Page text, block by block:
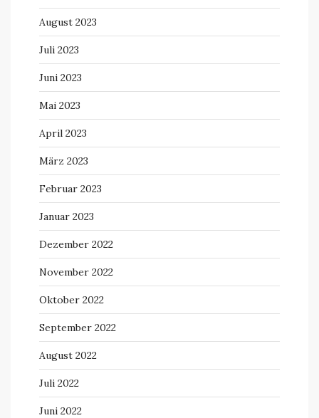
August 2023
Juli 2023
Juni 2023
Mai 2023
April 2023
März 2023
Februar 2023
Januar 2023
Dezember 2022
November 2022
Oktober 2022
September 2022
August 2022
Juli 2022
Juni 2022